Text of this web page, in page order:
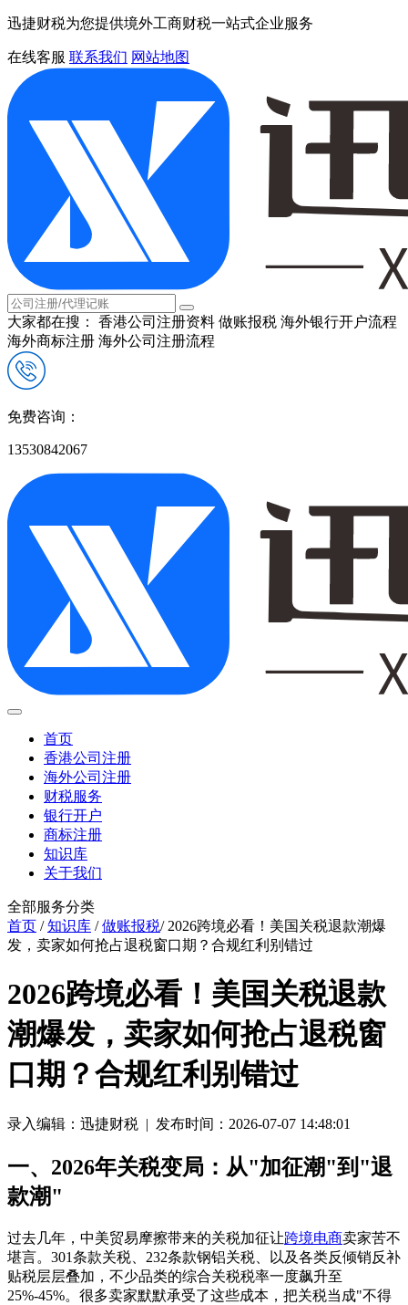
迅捷财税为您提供境外工商财税一站式企业服务
在线客服 联系我们 网站地图
大家都在搜： 香港公司注册资料 做账报税 海外银行开户流程
海外商标注册 海外公司注册流程
免费咨询：
13530842067
首页
香港公司注册
海外公司注册
财税服务
银行开户
商标注册
知识库
关于我们
全部服务分类
首页 /知识库 /做账报税/ 2026跨境必看！美国关税退款潮爆
发，卖家如何抢占退税窗口期？合规红利别错过
2026跨境必看！美国关税退款
潮爆发，卖家如何抢占退税窗
口期？合规红利别错过
录入编辑：迅捷财税 | 发布时间：2026-07-07 14:48:01
一、2026年关税变局：从"加征潮"到"退
款潮"
过去几年，中美贸易摩擦带来的关税加征让跨境电商卖家苦不
堪言。301条款关税、232条款钢铝关税、以及各类反倾销反补
贴税层层叠加，不少品类的综合关税税率一度飙升至
25%-45%。很多卖家默默承受了这些成本，把关税当成"不得